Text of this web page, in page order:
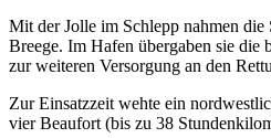
Mit der Jolle im Schlepp nahmen
Breege. Im Hafen übergaben sie die
zur weiteren Versorgung an den
Zur Einsatzzeit wehte ein
vier Beaufort (bis zu 38